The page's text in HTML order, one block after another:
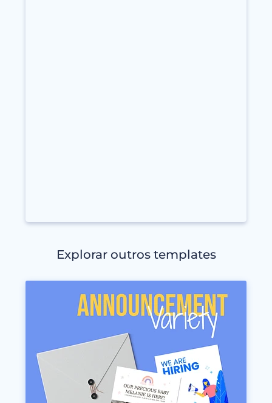
Explorar outros templates